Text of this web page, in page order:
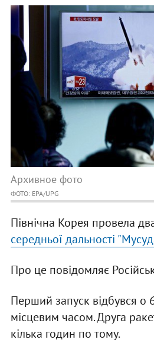
Архивное фото
ФОТО: EPA/UPG
Північна Корея провела
середньої дальності
Про це повідомляє
Перший запуск відбувся о
місцевим часом. Друга
кілька годин по тому.